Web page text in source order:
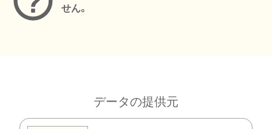
せん。
データの提供元